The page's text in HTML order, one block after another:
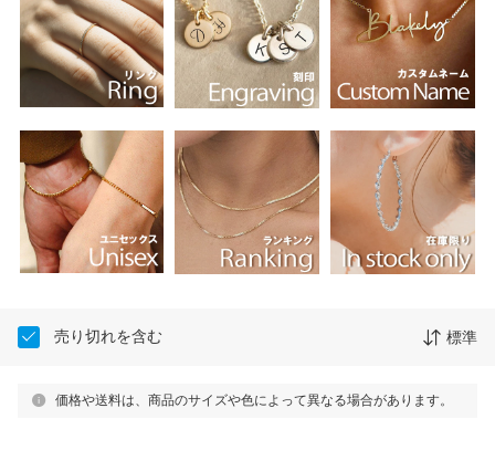
売り切れを含む 標準
価格や送料は、商品のサイズや色によって異なる場合があります。